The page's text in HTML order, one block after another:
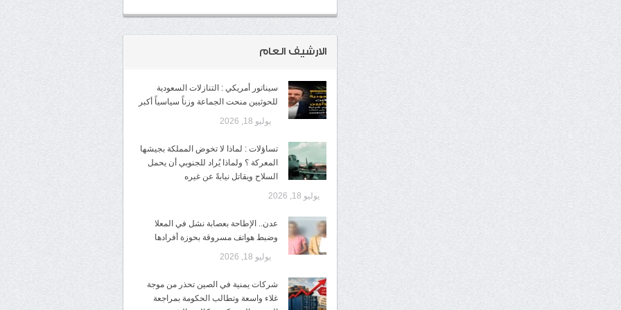
الارشيف العام
سيناتور أمريكي : التنازلات السعودية
للحوثيين منحت الجماعة وزناً سياسياً أكبر
يوليو 18, 2026
تساؤلات : لماذا لا تخوض المملكة بجيشها
المعركة ؟ ولماذا يُراد للجنوبي أن يحمل
السلاح ويقاتل نيابةً عن غيره
يوليو 18, 2026
عدن.. الإطاحة بعصابة نشل في المعلا
وضبط هواتف مسروقة بحوزة أفرادها
يوليو 18, 2026
شركات يمنية في الصين تحذر من موجة
غلاء واسعة وتطالب الحكومة بمراجعة